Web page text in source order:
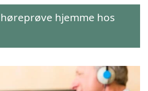
hjemme hos